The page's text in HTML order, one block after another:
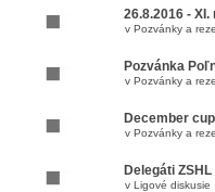
26.8.2016 -
v Pozvánky a
Pozvánka
v Pozvánky a
December
v Pozvánky a
Delegáti
v Ligové diskusie